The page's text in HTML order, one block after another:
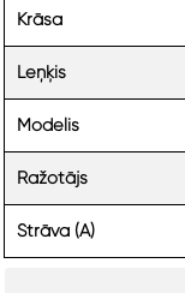
Krāsa
Leņķis
Modelis
Ražotājs
Strāva (A)